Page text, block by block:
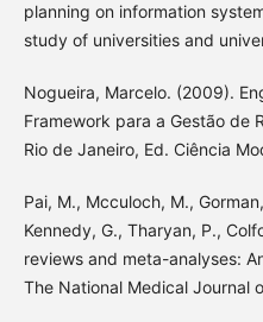
planning on information
study of universities and
Nogueira, Marcelo. (2009).
Framework para a Gestão de
Rio de Janeiro, Ed. Ciência
Pai, M., Mcculoch, M.,
Kennedy, G., Tharyan, P.,
reviews and meta-analyses:
The National Medical Journal